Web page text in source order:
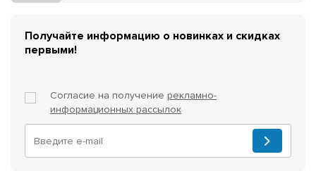
Получайте информацию о новинках и скидках
первыми!
Согласие на получение рекламно-
информационных рассылок